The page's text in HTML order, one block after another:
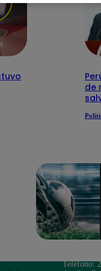
de
Teléfono: